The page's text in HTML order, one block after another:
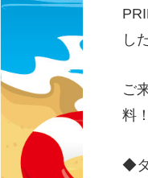
し
ご
料！
◆